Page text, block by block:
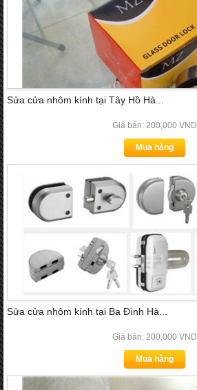
Sửa cửa nhôm kính tại Tây Hồ Hà...
Giá bán: 200,000 VND
Mua hàng
Sửa cửa nhôm kính tại Ba Đình Hà...
Giá bán: 200,000 VND
Mua hàng